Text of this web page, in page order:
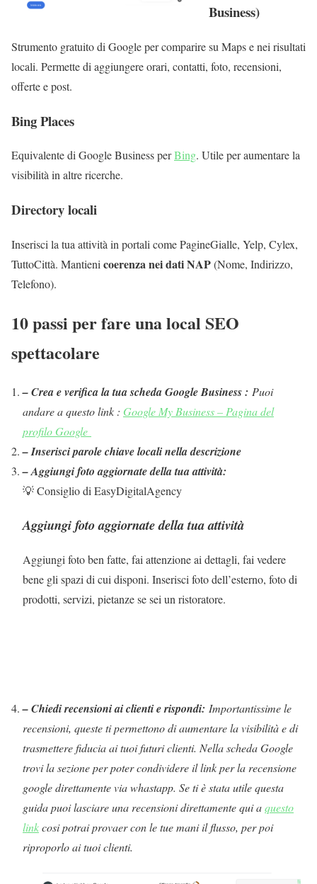
Business)
Strumento gratuito di Google per comparire su Maps e nei risultati
locali. Permette di aggiungere orari, contatti, foto, recensioni,
offerte e post.
Bing Places
Equivalente di Google Business perBing. Utile per aumentare la
visibilità in altre ricerche.
Directory locali
Inserisci la tua attività in portali come PagineGialle, Yelp, Cylex,
TuttoCittà. Mantieni coerenza nei dati NAP(Nome, Indirizzo,
Telefono).
10 passi per fare una local SEO
spettacolare
– Crea e verifica la tua scheda Google Business : Puoi
andare a questo link : Google My Business – Pagina del
profilo Google
– Inserisci parole chiave locali nella descrizione
– Aggiungi foto aggiornate della tua attività:
💡 Consiglio di EasyDigitalAgency
Aggiungi foto aggiornate della tua attività
Aggiungi foto ben fatte, fai attenzione ai dettagli, fai vedere
bene gli spazi di cui disponi. Inserisci foto dell’esterno, foto di
prodotti, servizi, pietanze se sei un ristoratore.
– Chiedi recensioni ai clienti e rispondi: Importantissime le
recensioni, queste ti permettono di aumentare la visibilità e di
trasmettere fiducia ai tuoi futuri clienti. Nella scheda Google
trovi la sezione per poter condividere il link per la recensione
google direttamente via whastapp. Se ti è stata utile questa
guida puoi lasciare una recensioni direttamente qui aquesto
linkcosi potrai provaer con le tue mani il flusso, per poi
riproporlo ai tuoi clienti.